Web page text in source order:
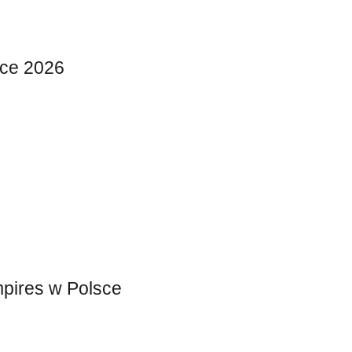
2026
w Polsce